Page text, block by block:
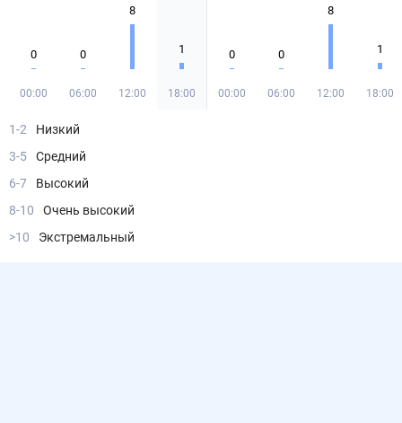
0
00:00
0
06:00
8
12:00
1
18:00
0
00:00
0
06:00
8
12:00
1
18:00
1-2
Низкий
3-5
Средний
6-7
Высокий
8-10
Очень высокий
>10
Экстремальный